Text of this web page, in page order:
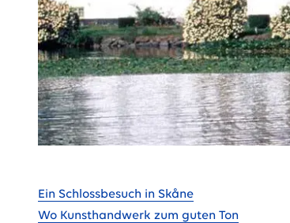
Gehe zu
Ein Schlossbesuch in Skåne
Wo Kunsthandwerk zum guten Ton